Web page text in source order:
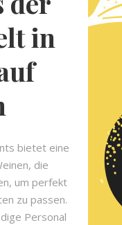
in
bietet eine
die
um perfekt
zu passen.
Personal